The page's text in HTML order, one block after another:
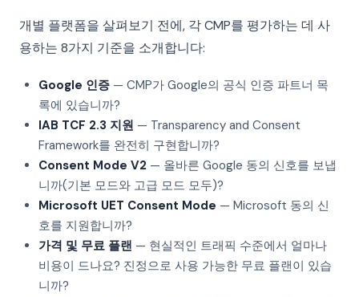
개별 플랫폼을 살펴보기 전에, 각 CMP를 평가하는 데 사
용하는 8가지 기준을 소개합니다:
Google 인증 — CMP가 Google의 공식 인증 파트너 목
록에 있습니까?
IAB TCF 2.3 지원 — Transparency and Consent
Framework를 완전히 구현합니까?
Consent Mode V2 — 올바른 Google 동의 신호를 보냅
니까(기본 모드와 고급 모드 모두)?
Microsoft UET Consent Mode — Microsoft 동의 신
호를 지원합니까?
가격 및 무료 플랜 — 현실적인 트래픽 수준에서 얼마나
비용이 드나요? 진정으로 사용 가능한 무료 플랜이 있습
니까?